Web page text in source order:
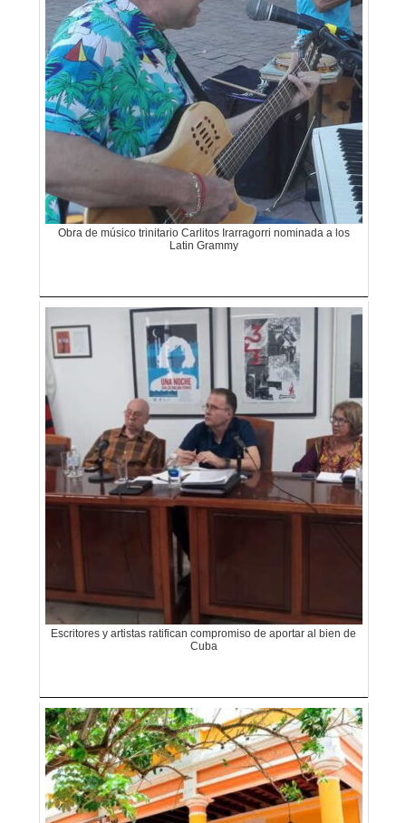
Obra de músico trinitario Carlitos Irarragorri nominada a los
Latin Grammy
Escritores y artistas ratifican compromiso de aportar al bien de
Cuba